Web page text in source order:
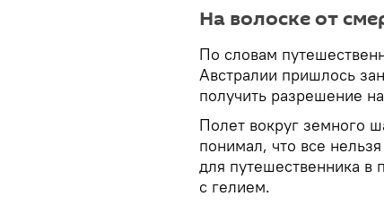
На волоске от
По словам
Австралии пришлось
получить разрешение
Полет вокруг земного
понимал, что все
для путешественника в
с гелием.